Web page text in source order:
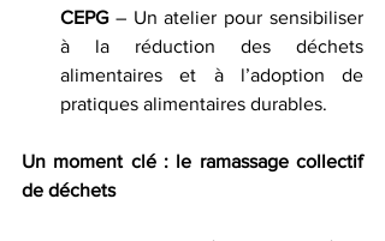
CEPG – Un atelier pour sensibiliser
à la réduction des déchets
alimentaires et à l’adoption de
pratiques alimentaires durables.
Un moment clé : le ramassage collectif
de déchets